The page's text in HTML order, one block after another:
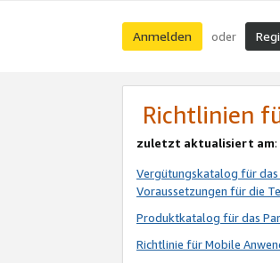
Anmelden oder
Richtlinien
zuletzt aktualisiert am
Vergütungskatalog für
Voraussetzungen für die
Produktkatalog für das
Richtlinie für Mobile